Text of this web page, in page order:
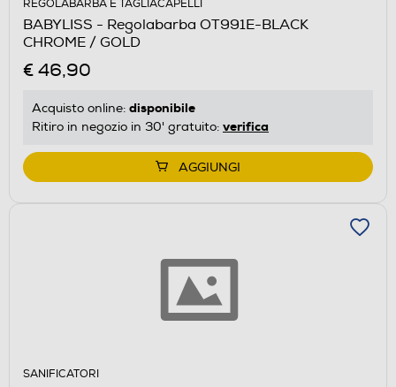
REGOLABARBA E TAGLIACAPELLI
BABYLISS - Regolabarba OT991E-BLACK
CHROME / GOLD
€ 46,90
Acquisto online: disponibile
Ritiro in negozio in 30' gratuito: verifica
AGGIUNGI
SANIFICATORI